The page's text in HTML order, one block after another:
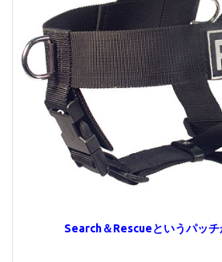
Search＆Rescueというパッ